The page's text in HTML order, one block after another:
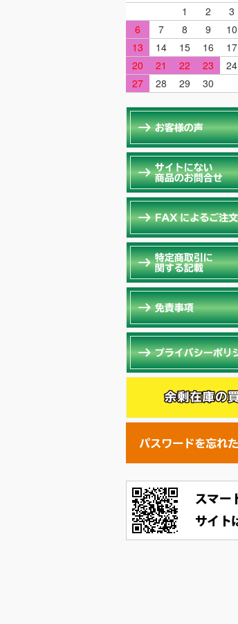
1
2 3
6
7 8 9 10
13
14 15 16 17
20
21 22 23 24
27
28 29 30